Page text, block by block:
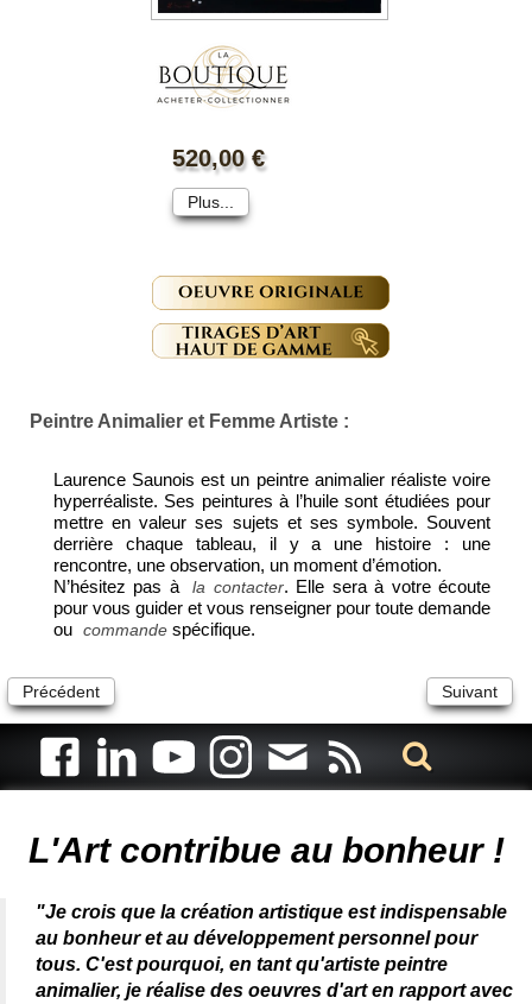
520,00 €
Plus...
Peintre Animalier et Femme Artiste :
Laurence Saunois est un peintre animalier réaliste voire
hyperréaliste. Ses peintures à l’huile sont étudiées pour
mettre en valeur ses sujets et ses symbole. Souvent
derrière chaque tableau, il y a une histoire : une
rencontre, une observation, un moment d’émotion.
N’hésitez pas à
la contacter. Elle sera à votre écoute
pour vous guider et vous renseigner pour toute demande
ou commande spécifique.
Précédent Suivant
L'Art contribue au bonheur !
"Je crois que la création artistique est indispensable
au bonheur et au développement personnel pour
tous. C'est pourquoi, en tant qu'artiste peintre
animalier, je réalise des oeuvres d'art en rapport avec